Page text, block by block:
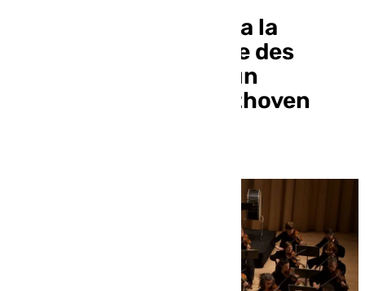
El Maestranza acoge a la
prestigiosa Orchestre des
Champs-Élysées en un
concierto con el Beethoven